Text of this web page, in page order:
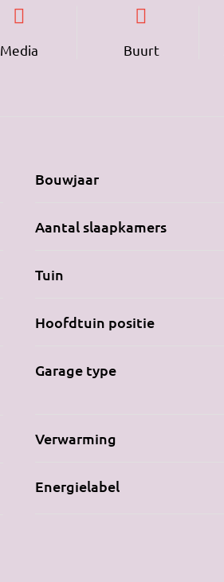
Media Buurt
Bouwjaar
Aantal slaapkamers
Tuin
Hoofdtuin positie
Garage type
Verwarming
Energielabel